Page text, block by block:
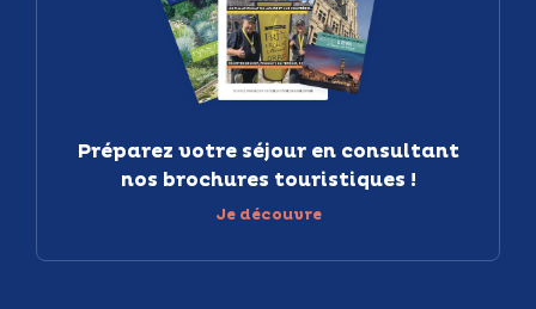
Préparez votre séjour en consultant
nos brochures touristiques !
Je découvre